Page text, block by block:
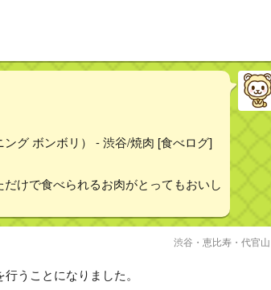
グ ボンボリ） - 渋谷/焼肉 [食べログ]
けで食べられるお肉がとってもおいし
渋谷・恵比寿・代官山
うことになりました。